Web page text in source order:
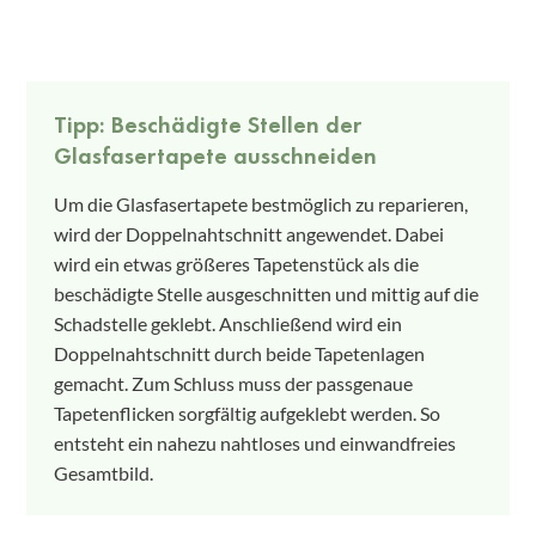
Tipp: Beschädigte Stellen der
Glasfasertapete ausschneiden
Um die Glasfasertapete bestmöglich zu reparieren,
wird der Doppelnahtschnitt angewendet. Dabei
wird ein etwas größeres Tapetenstück als die
beschädigte Stelle ausgeschnitten und mittig auf die
Schadstelle geklebt. Anschließend wird ein
Doppelnahtschnitt durch beide Tapetenlagen
gemacht. Zum Schluss muss der passgenaue
Tapetenflicken sorgfältig aufgeklebt werden. So
entsteht ein nahezu nahtloses und einwandfreies
Gesamtbild.